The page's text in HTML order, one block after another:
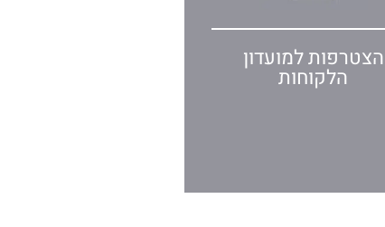
הצטרפות למועדון
הלקוחות